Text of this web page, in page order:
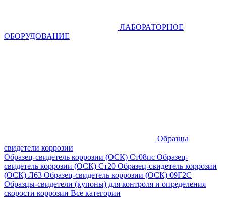
ЛАБОРАТОРНОЕ
ОБОРУДОВАНИЕ
Образцы
свидетели коррозии
Образец-свидетель коррозии (ОСК) Ст08пс Образец-
свидетель коррозии (ОСК) Ст20 Образец-свидетель коррозии
(ОСК) Л63 Образец-свидетель коррозии (ОСК) 09Г2С
Образцы-свидетели (купоны) для контроля и определения
скорости коррозии Все категории